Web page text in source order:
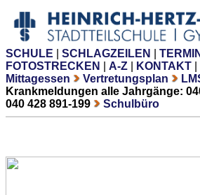
SCHULE SCHLAGZEILEN
FOTOSTRECKEN
A-Z KONTAKT
Mittagessen
Vertretungsplan
Krankmeldungen alle Jahrgänge:
040 428 891-199
Schulbüro